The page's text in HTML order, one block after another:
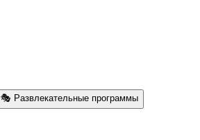
🎭 Развлекательные программы